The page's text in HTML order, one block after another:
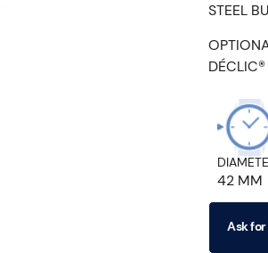
STEEL
42 MM
Ask